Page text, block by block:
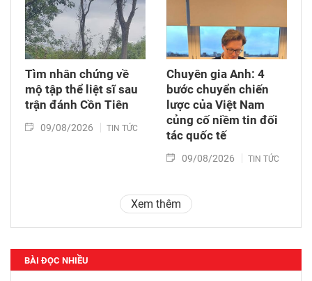
Tìm nhân chứng về
mộ tập thể liệt sĩ sau
trận đánh Cồn Tiên
09/08/2026 TIN TỨC
Chuyên gia Anh: 4
bước chuyển chiến
lược của Việt Nam
củng cố niềm tin đối
tác quốc tế
09/08/2026 TIN TỨC
Xem thêm
BÀI ĐỌC NHIỀU